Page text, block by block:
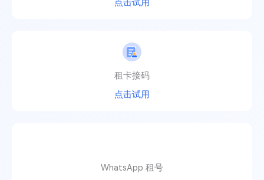
点击试用
租卡接码
点击试用
WhatsApp 租号